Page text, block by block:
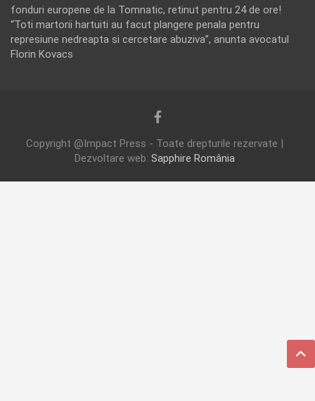
fonduri europene de la Tomnatic, retinut pentru 24 de ore!
“Toti martorii hartuiti au facut plangere penala pentru
represiune nedreapta si cercetare abuziva”, anunta avocatul
Florin Kovacs
Copyright @Impact Press - Toate drepturile rezervate |
Dezvoltare web: Sapphire România